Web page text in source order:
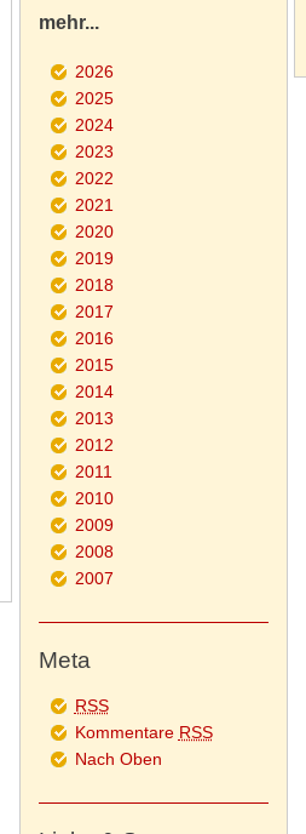
mehr...
2026
2025
2024
2023
2022
2021
2020
2019
2018
2017
2016
2015
2014
2013
2012
2011
2010
2009
2008
2007
Meta
RSS
Kommentare RSS
Nach Oben